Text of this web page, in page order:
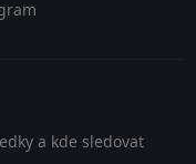
a kde sledovat